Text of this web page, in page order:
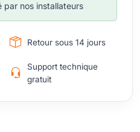
par nos installateurs
Retour sous 14 jours
Support technique
gratuit